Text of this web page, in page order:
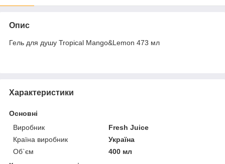
Опис
Гель для душу Tropical Mango&Lemon 473 мл
Характеристики
Основні
Виробник
Fresh Juice
Країна виробник
Україна
Об`єм
400 мл